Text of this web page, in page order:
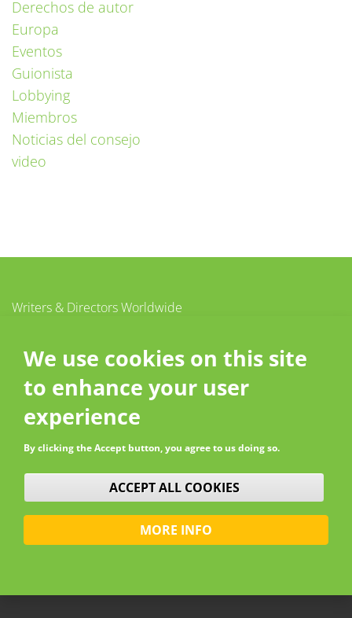
Derechos de autor
Europa
Eventos
Guionista
Lobbying
Miembros
Noticias del consejo
video
Writers & Directors Worldwide
92200 Neuilly-sur-Seine
France
We use cookies on this site
to enhance your user
experience
By clicking the Accept button, you agree to us doing so.
ACCEPT ALL COOKIES
WITHDRAW CONSENT
MORE INFO